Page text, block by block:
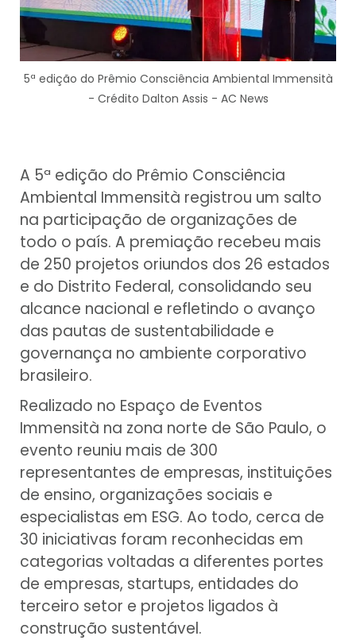
5ª edição do Prêmio Consciência Ambiental Immensità
- Crédito Dalton Assis - AC News
A 5ª edição do Prêmio Consciência
Ambiental Immensità registrou um salto
na participação de organizações de
todo o país. A premiação recebeu mais
de 250 projetos oriundos dos 26 estados
e do Distrito Federal, consolidando seu
alcance nacional e refletindo o avanço
das pautas de sustentabilidade e
governança no ambiente corporativo
brasileiro.
Realizado no Espaço de Eventos
Immensità na zona norte de São Paulo, o
evento reuniu mais de 300
representantes de empresas, instituições
de ensino, organizações sociais e
especialistas em ESG. Ao todo, cerca de
30 iniciativas foram reconhecidas em
categorias voltadas a diferentes portes
de empresas, startups, entidades do
terceiro setor e projetos ligados à
construção sustentável.